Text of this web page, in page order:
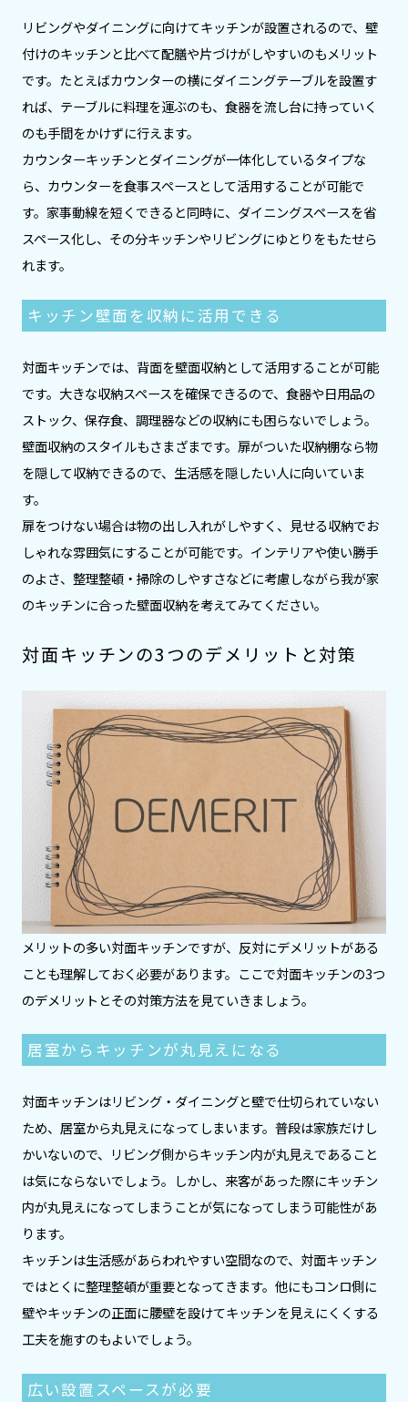
リビングやダイニングに向けてキッチンが設置されるので、壁
付けのキッチンと比べて配膳や片づけがしやすいのもメリット
です。たとえばカウンターの横にダイニングテーブルを設置す
れば、テーブルに料理を運ぶのも、食器を流し台に持っていく
のも手間をかけずに行えます。
カウンターキッチンとダイニングが一体化しているタイプな
ら、カウンターを食事スペースとして活用することが可能で
す。家事動線を短くできると同時に、ダイニングスペースを省
スペース化し、その分キッチンやリビングにゆとりをもたせら
れます。
キッチン壁面を収納に活用できる
対面キッチンでは、背面を壁面収納として活用することが可能
です。大きな収納スペースを確保できるので、食器や日用品の
ストック、保存食、調理器などの収納にも困らないでしょう。
壁面収納のスタイルもさまざまです。扉がついた収納棚なら物
を隠して収納できるので、生活感を隠したい人に向いていま
す。
扉をつけない場合は物の出し入れがしやすく、見せる収納でお
しゃれな雰囲気にすることが可能です。インテリアや使い勝手
のよさ、整理整頓・掃除のしやすさなどに考慮しながら我が家
のキッチンに合った壁面収納を考えてみてください。
対面キッチンの3つのデメリットと対策
メリットの多い対面キッチンですが、反対にデメリットがある
ことも理解しておく必要があります。ここで対面キッチンの3つ
のデメリットとその対策方法を見ていきましょう。
居室からキッチンが丸見えになる
対面キッチンはリビング・ダイニングと壁で仕切られていない
ため、居室から丸見えになってしまいます。普段は家族だけし
かいないので、リビング側からキッチン内が丸見えであること
は気にならないでしょう。しかし、来客があった際にキッチン
内が丸見えになってしまうことが気になってしまう可能性があ
ります。
キッチンは生活感があらわれやすい空間なので、対面キッチン
ではとくに整理整頓が重要となってきます。他にもコンロ側に
壁やキッチンの正面に腰壁を設けてキッチンを見えにくくする
工夫を施すのもよいでしょう。
広い設置スペースが必要